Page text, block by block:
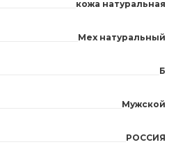
кожа натуральная
Мех натуральный
Б
Мужской
РОССИЯ